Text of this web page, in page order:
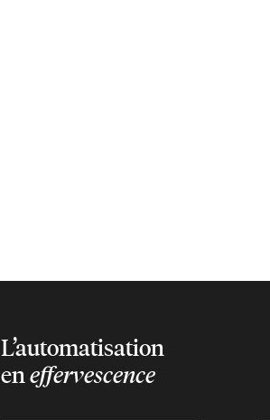
L’automatisation
eneffervescence